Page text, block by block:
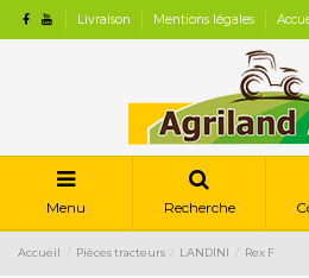
Livraison Mentions légales
Menu Recherche
Accueil Pièces tracteurs LANDINI Rex F